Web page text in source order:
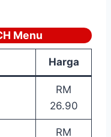
Menu
Harga
RM
26.90
RM